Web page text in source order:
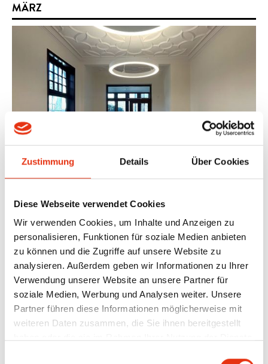
Zustimmung Details Über Cookies
Diese Webseite verwendet Cookies
Wir verwenden Cookies, um Inhalte und Anzeigen zu
personalisieren, Funktionen für soziale Medien anbieten
zu können und die Zugriffe auf unsere Website zu
analysieren. Außerdem geben wir Informationen zu Ihrer
Verwendung unserer Website an unsere Partner für
soziale Medien, Werbung und Analysen weiter. Unsere
Partner führen diese Informationen möglicherweise mit
weiteren Daten zusammen, die Sie ihnen bereitgestellt
MÄRZ
ABSCHLUSS DER
DENKMALGERECHTEN
SANIERUNG IN DER
GARTENSTRASSE
Die umfassende Sanierung des Gebäudes in der